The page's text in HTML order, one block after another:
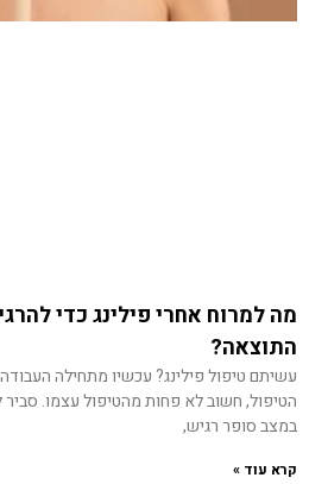
מה למרוח אחרי פילינג כדי
התוצאה?
עשיתם טיפול פילינג? עכשיו מתחילה
הטיפול, חשוב לא פחות מהטיפול עצמו.
במצב סופר רגיש,
קרא עוד »